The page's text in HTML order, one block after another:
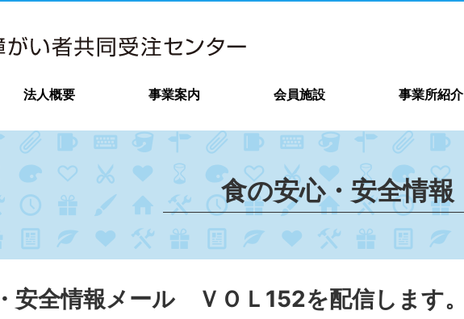
法人概要 事業案内 会員施設 事業所紹介
食の安心・安全情報
安全情報メール ＶＯＬ152を配信します。